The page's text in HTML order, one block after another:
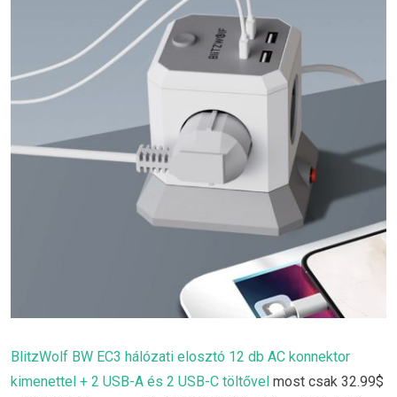
BlitzWolf BW EC3 hálózati elosztó 12 db AC konnektor
kimenettel + 2 USB-A és 2 USB-C töltővel most csak 32.99$